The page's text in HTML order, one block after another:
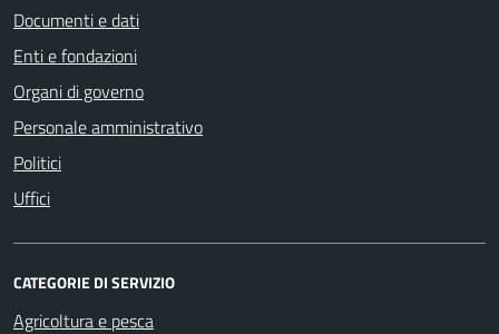
Documenti e dati
Enti e fondazioni
Organi di governo
Personale amministrativo
Politici
Uffici
CATEGORIE DI SERVIZIO
Agricoltura e pesca